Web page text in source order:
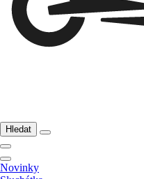
Hledat
Novinky